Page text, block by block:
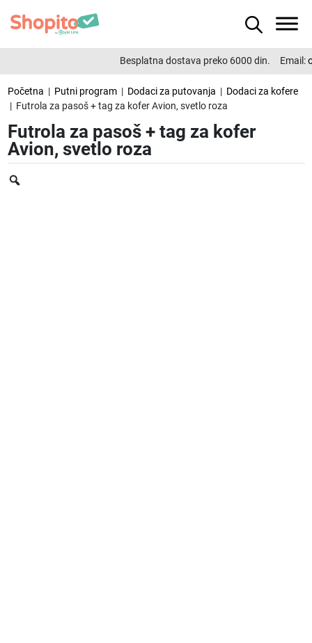
Besplatna dostava preko 6000 din. Email:
Početna | Putni program| Dodaci za putovanja | Dodaci za kofere
| Futrola za pasoš + tag za kofer Avion, svetlo roza
Futrola za pasoš + tag za kofer
Avion, svetlo roza